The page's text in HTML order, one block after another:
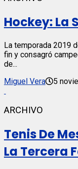
Hockey: La
La temporada 2019
fin y consagró
de...
Miguel Vera
5
ARCHIVO
Tenis De
La Tercera